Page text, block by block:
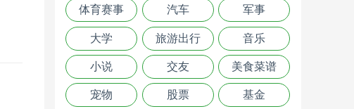
体育赛事 汽车 军事
大学 旅游出行 音乐
小说 交友 美食菜谱
宠物 股票 基金